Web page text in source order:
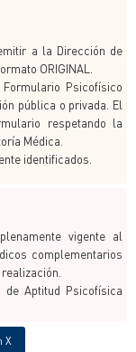
a la Dirección de
ORIGINAL.
Psicofísico
pública o privada. El
respetando la
Médica.
identificados.
vigente al
complementarios
Aptitud Psicofísica
X